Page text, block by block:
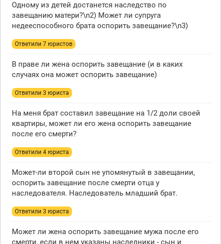
Одному из детей достанется наследство по
завещанию матери?\n2) Может ли супруга
недееспособного брата оспорить завещание?\n3)
Ответили 7 юристов
В праве ли жена оспорить завещание (и в каких
случаях она может оспорить завещание)
Ответили 3 юристa
На меня брат составил завещание на 1/2 доли своей
квартиры, может ли его жена оспорить завещание
после его смерти?
Ответили 4 юристa
Может-ли второй сын не упомянутый в завещании,
оспорить завещание после смерти отца у
наследователя. Наследователь младший брат.
Ответили 3 юристa
Может ли жена оспорить завещание мужа после его
смерти, если в нем указаны наследники - сын и